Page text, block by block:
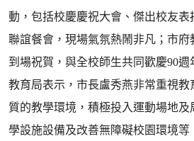
動，包括校慶慶祝大會、傑出校友表
聯誼餐會，現場氣氛熱鬧非凡；市
到場祝賀，與全校師生共同歡慶90週
教育局表示，市長盧秀燕非常重視
質的教學環境，積極投入運動場地
學設施設備及改善無障礙校園環境等